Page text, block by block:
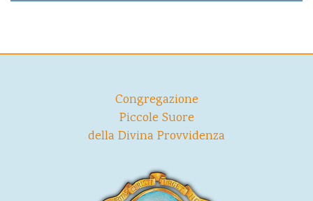
Congregazione
Piccole Suore
della Divina Provvidenza